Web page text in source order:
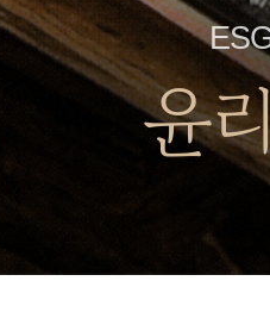
언론보도
발간도서
윤